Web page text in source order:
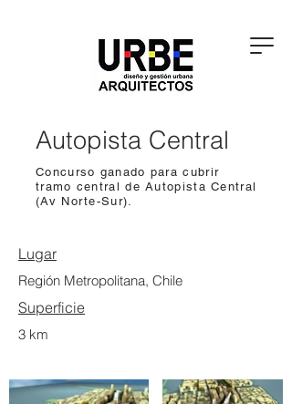
Autopista Central
Concurso ganado para cubrir
tramo central de Autopista Central
(Av Norte-Sur).
Lugar
Región Metropolitana, Chile
Superficie
3 km